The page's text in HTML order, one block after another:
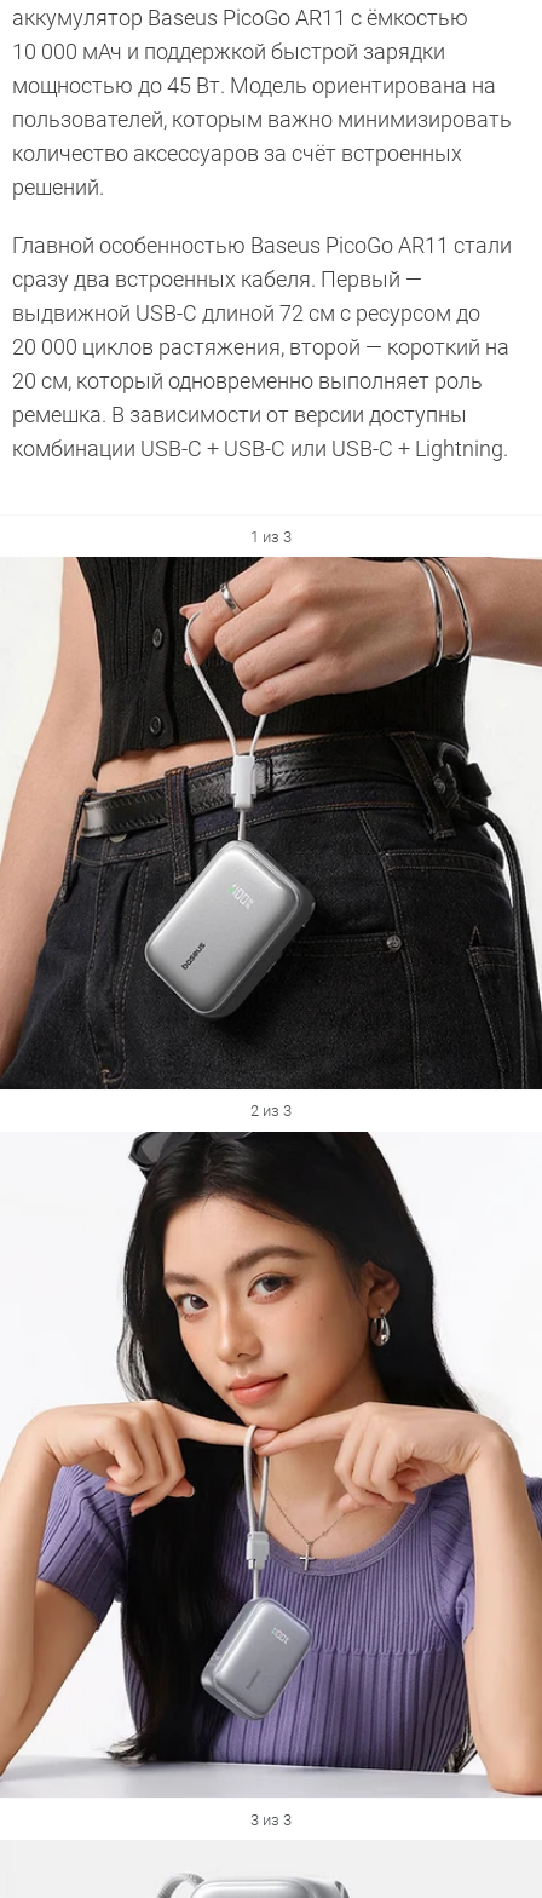
аккумулятор Baseus PicoGo AR11 с ёмкостью
10 000 мАч и поддержкой быстрой зарядки
мощностью до 45 Вт. Модель ориентирована на
пользователей, которым важно минимизировать
количество аксессуаров за счёт встроенных
решений.
Главной особенностью Baseus PicoGo AR11 стали
сразу два встроенных кабеля. Первый —
выдвижной USB-C длиной 72 см с ресурсом до
20 000 циклов растяжения, второй — короткий на
20 см, который одновременно выполняет роль
ремешка. В зависимости от версии доступны
комбинации USB-C + USB-C или USB-C + Lightning.
1 из 3
2 из 3
3 из 3